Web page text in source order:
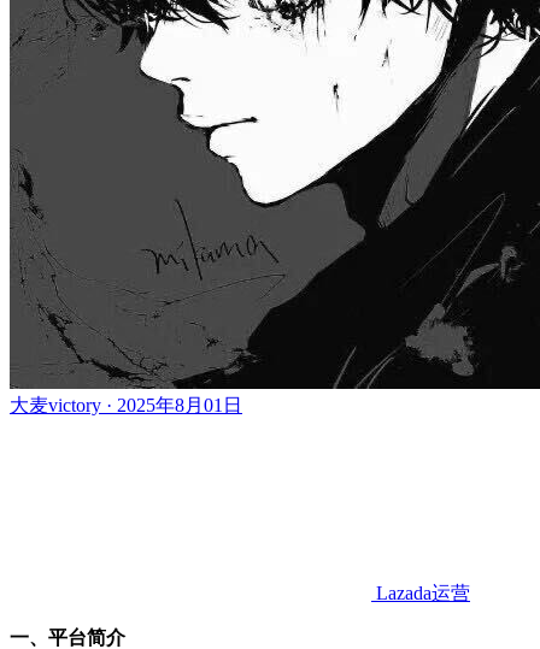
大麦victory · 2025年8月01日
Lazada运营
一、平台简介